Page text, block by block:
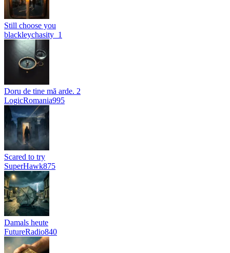
Still choose you
blackleychasity_1
Doru de tine mă arde. 2
LogicRomania995
Scared to try
SuperHawk875
Damals heute
FutureRadio840